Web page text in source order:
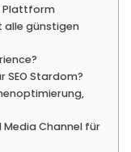
Plattform
alle günstigen
SEO Stardom?
Media Channel für